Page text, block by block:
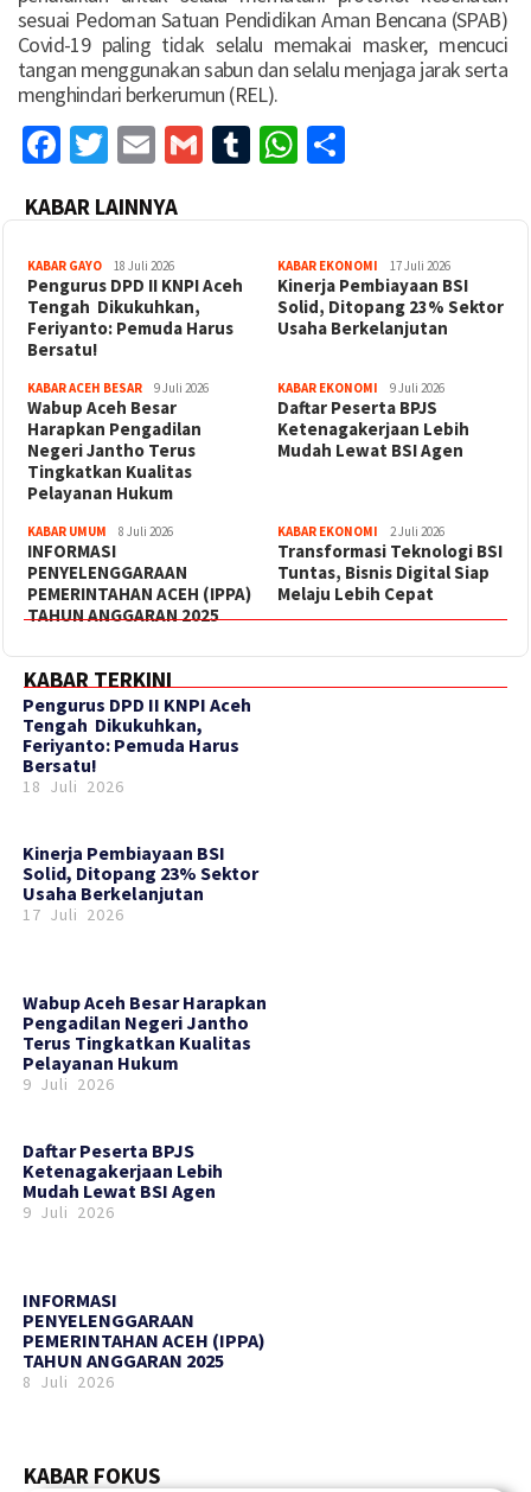
sesuai Pedoman Satuan Pendidikan Aman Bencana (SPAB)
Covid-19 paling tidak selalu memakai masker, mencuci
tangan menggunakan sabun dan selalu menjaga jarak serta
menghindari berkerumun (REL).
Facebook
Twitter
EmailGmailTumblrWhatsApp
KABAR LAINNYA
KABAR GAYO 18 Juli 2026
‎Pengurus DPD II KNPI Aceh
Tengah Dikukuhkan,
Feriyanto: Pemuda Harus
Bersatu!
KABAR EKONOMI 17 Juli 2026
Kinerja Pembiayaan BSI
Solid, Ditopang 23% Sektor
Usaha Berkelanjutan
KABAR ACEH BESAR 9 Juli 2026
Wabup Aceh Besar
Harapkan Pengadilan
Negeri Jantho Terus
Tingkatkan Kualitas
Pelayanan Hukum
KABAR EKONOMI 9 Juli 2026
Daftar Peserta BPJS
Ketenagakerjaan Lebih
Mudah Lewat BSI Agen
KABAR UMUM 8 Juli 2026
INFORMASI
PENYELENGGARAAN
PEMERINTAHAN ACEH (IPPA)
TAHUN ANGGARAN 2025
KABAR EKONOMI 2 Juli 2026
Transformasi Teknologi BSI
Tuntas, Bisnis Digital Siap
Melaju Lebih Cepat
KABAR TERKINI
‎Pengurus DPD II KNPI Aceh
Tengah Dikukuhkan,
Feriyanto: Pemuda Harus
Bersatu!
18 Juli 2026
Kinerja Pembiayaan BSI
Solid, Ditopang 23% Sektor
Usaha Berkelanjutan
17 Juli 2026
Wabup Aceh Besar Harapkan
Pengadilan Negeri Jantho
Terus Tingkatkan Kualitas
Pelayanan Hukum
9 Juli 2026
Daftar Peserta BPJS
Ketenagakerjaan Lebih
Mudah Lewat BSI Agen
9 Juli 2026
INFORMASI
PENYELENGGARAAN
PEMERINTAHAN ACEH (IPPA)
TAHUN ANGGARAN 2025
8 Juli 2026
KABAR FOKUS